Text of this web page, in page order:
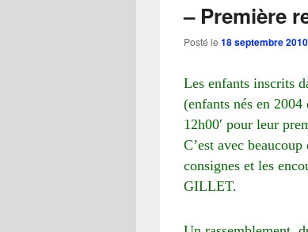
– Première
Posté le 18 septembre 2010
Les enfants inscrits
(enfants nés en 2004
12h00′ pour leur
C’est avec
consignes et les
GILLET.